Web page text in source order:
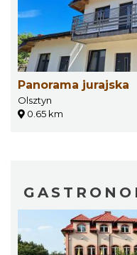
Panorama jurajska
Olsztyn
0.65 km